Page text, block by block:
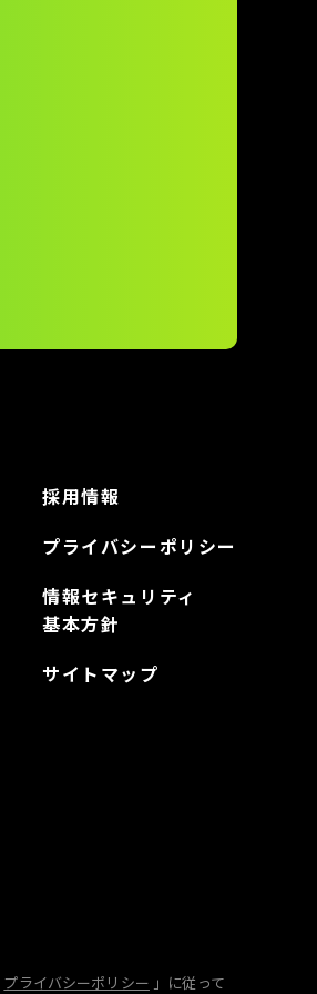
採用情報
プライバシーポリシー
情報セキュリティ
基本方針
サイトマップ
プライバシーポリシー 」に従って